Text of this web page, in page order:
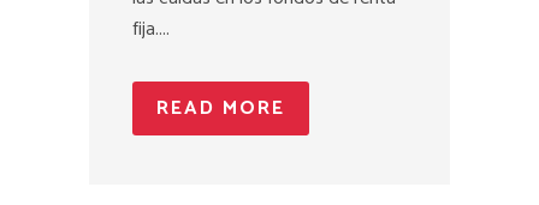
fija....
READ MORE